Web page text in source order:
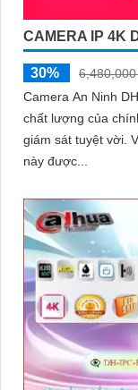
CAMERA IP 4K
30%
6,480,000
Camera An Ninh
chất lượng của
giám sát tuyệt vời. Với khả năng giám sát ban đêm, camera
này được...